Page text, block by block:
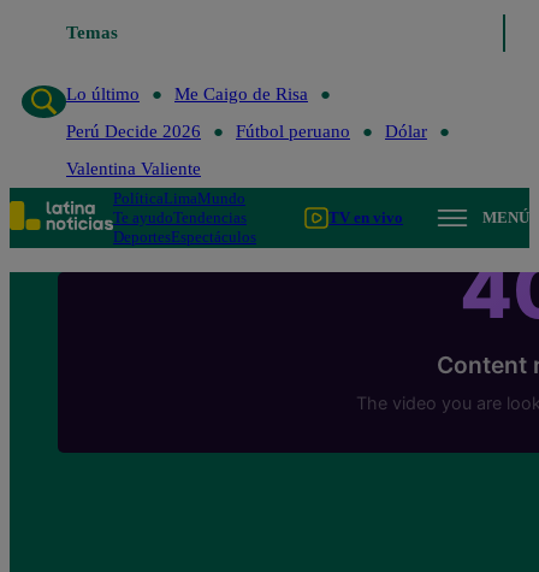
Temas
Lo último
Me Caigo de Risa
Perú Decide 2026
Fútbol peruano
Dólar
Valentina Valiente
PolíticaLimaMundo
Te ayudoTendencias
DeportesEspectáculos
TV en vivo MENÚ